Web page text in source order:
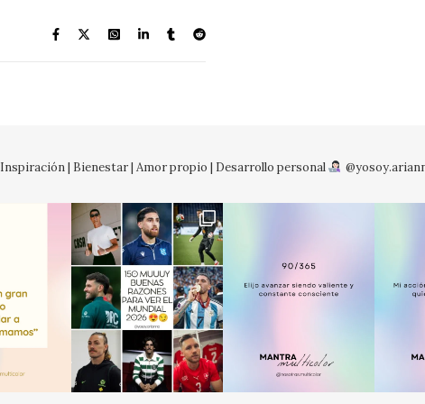
Inspiración | Bienestar | Amor propio | Desarrollo personal
No so